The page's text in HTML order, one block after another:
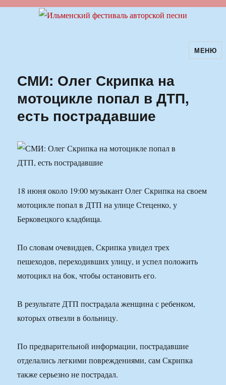
Ильменский фестиваль авторскойМЕНЮ
СМИ: Олег Скрипка на
мотоцикле попал в ДТП,
есть пострадавшие
18 июня около 19:00 музыкант Олег Скрипка на своем
мотоцикле попал в ДТП на улице Стеценко, у
Берковецкого кладбища.
По словам очевидцев, Скрипка увидел трех
пешеходов, переходивших улицу, и успел положить
мотоцикл на бок, чтобы остановить его.
В результате ДТП пострадала женщина с ребенком,
которых отвезли в больницу.
По предварительной информации, пострадавшие
отделались легкими повреждениями, сам Скрипка
также серьезно не пострадал.